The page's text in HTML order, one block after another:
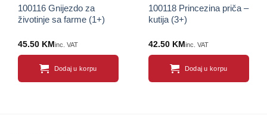
100116 Gnijezdo za
životinje sa farme (1+)
45.50 KM inc. VAT
Dodaj u korpu
100118 Princezina priča –
kutija (3+)
42.50 KM inc. VAT
Dodaj u korpu